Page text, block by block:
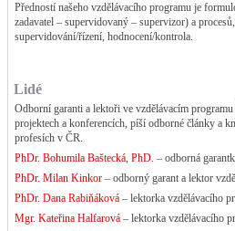
Předností našeho vzdělávacího programu je
zadavatel – supervidovaný – supervizor) a
supervidování/řízení, hodnocení/kontrola.
Lidé
Odborní garanti a lektoři ve vzdělávacím
projektech a konferencích, píší odborné články a
profesích v ČR.
PhDr. Bohumila Baštecká, PhD. – odborná
PhDr. Milan Kinkor – odborný garant a lektor
PhDr. Dana Rabiňáková – lektorka vzdělávacího
Mgr. Kateřina Halfarová – lektorka vzdělávacího